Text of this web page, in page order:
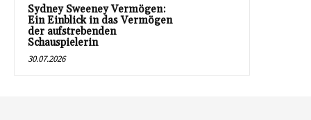
Sydney Sweeney Vermögen:
Ein Einblick in das Vermögen
der aufstrebenden
Schauspielerin
30.07.2026